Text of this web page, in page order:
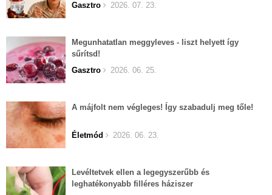
Gasztro
2026. 07. 23.
Megunhatatlan meggyleves - liszt helyett így
sűrítsd!
Gasztro
2026. 06. 25.
A májfolt nem végleges! Így szabadulj meg tőle!
Életmód 2026. 06. 23.
Levéltetvek ellen a legegyszerűbb és
leghatékonyabb filléres háziszer